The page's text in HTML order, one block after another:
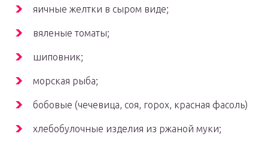
яичные желтки в сыром виде;
вяленые томаты;
шиповник;
морская рыба;
бобовые (чечевица, соя, горох, красная фасоль)
хлебобулочные изделия из ржаной муки;